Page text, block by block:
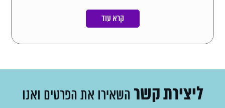
קרא עוד
ליצירת קשר השאירו את הפרטים ואנו